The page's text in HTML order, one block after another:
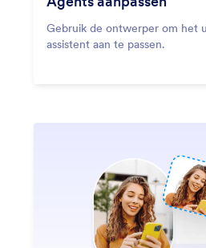
Gebruik de ontwerper om het
assistent aan te passen.